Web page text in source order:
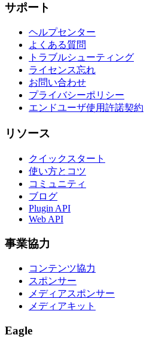
サポート
ヘルプセンター
よくある質問
トラブルシューティング
ライセンス忘れ
お問い合わせ
プライバシーポリシー
エンドユーザ使用許諾契約
リソース
クイックスタート
使い方とコツ
コミュニティ
ブログ
Plugin API
Web API
事業協力
コンテンツ協力
スポンサー
メディアスポンサー
メディアキット
Eagle